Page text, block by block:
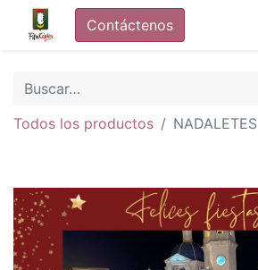
Contáctenos
Todos los productos NADALETES